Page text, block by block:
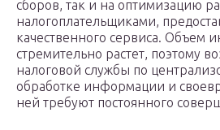
сборов, так и на оптимизацию
налогоплательщиками,
качественного сервиса. Объем
стремительно растет, поэтому
налоговой службы по
обработке информации и
ней требуют постоянного